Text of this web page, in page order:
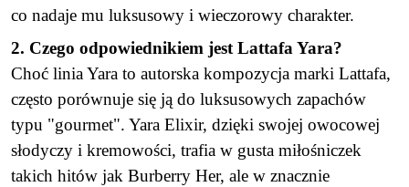
co nadaje mu luksusowy i wieczorowy charakter.
2. Czego odpowiednikiem jest Lattafa Yara?
Choć linia Yara to autorska kompozycja marki Lattafa,
często porównuje się ją do luksusowych zapachów
typu "gourmet". Yara Elixir, dzięki swojej owocowej
słodyczy i kremowości, trafia w gusta miłośniczek
takich hitów jak Burberry Her, ale w znacznie